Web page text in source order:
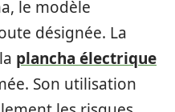
le modèle
désignée. La
plancha électrique
Son utilisation